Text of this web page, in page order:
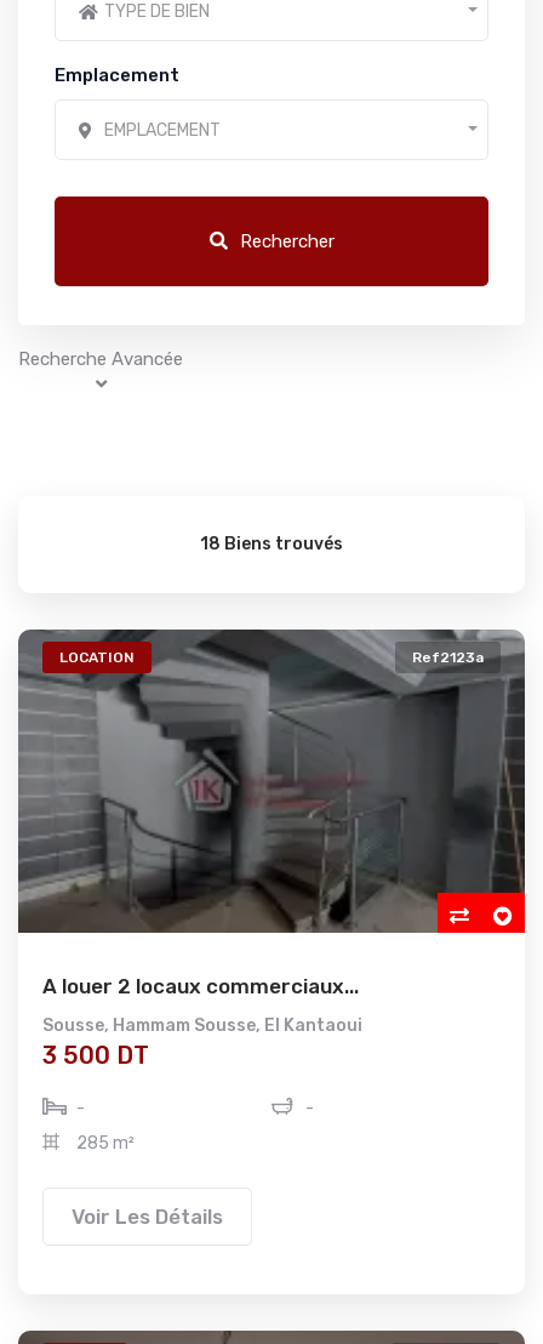
TYPE DE BIEN
Emplacement
EMPLACEMENT
Rechercher
Recherche Avancée
18 Biens trouvés
LOCATION Ref2123a
A louer 2 locaux commerciaux...
Sousse, Hammam Sousse, El Kantaoui
3 500 DT
-
-
285 m²
Voir Les Détails